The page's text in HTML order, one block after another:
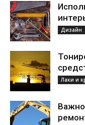
Дизайн
Лаки и